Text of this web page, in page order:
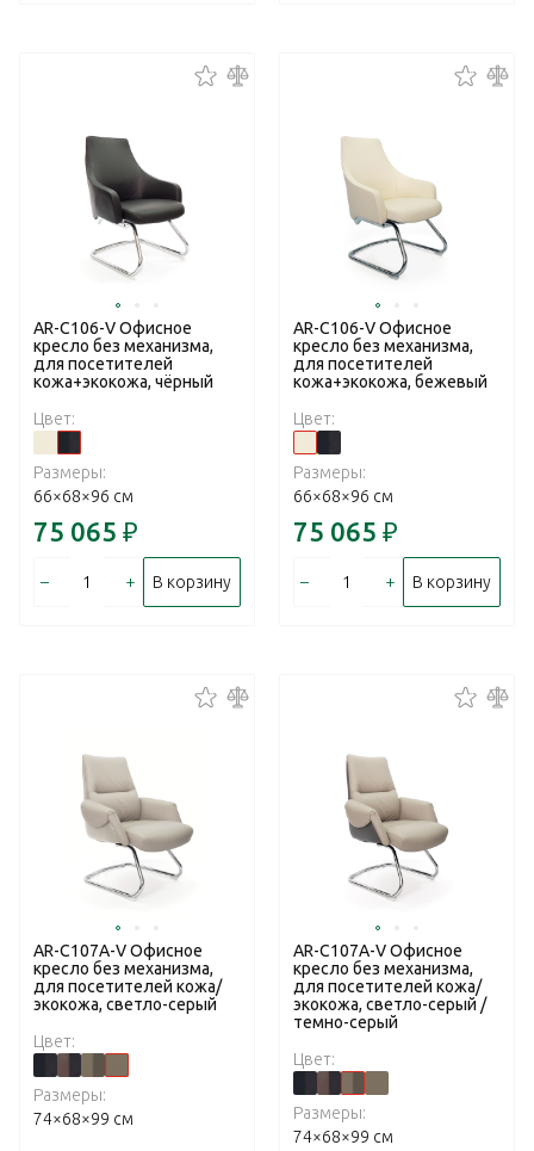
AR-C106-V Офисное
кресло без механизма,
для посетителей
кожа+экокожа, чёрный
Цвет:
Размеры:
66×68×96 см
75 065 ₽
– + В корзину
AR-C106-V Офисное
кресло без механизма,
для посетителей
кожа+экокожа, бежевый
Цвет:
Размеры:
66×68×96 см
75 065 ₽
– + В корзину
AR-C107A-V Офисное
кресло без механизма,
для посетителей кожа/
экокожа, светло-серый
Цвет:
Размеры:
74×68×99 см
AR-C107A-V Офисное
кресло без механизма,
для посетителей кожа/
экокожа, светло-серый /
темно-серый
Цвет:
Размеры:
74×68×99 см